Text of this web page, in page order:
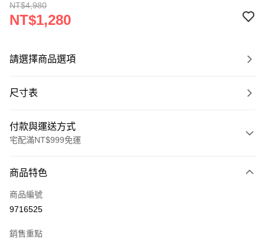
NT$4,980
NT$1,280
請選擇商品選項
尺寸表
付款與運送方式
宅配滿NT$999免運
信用卡一次付款
LINE Pay
商品特色
商品編號
9716525
銷售重點